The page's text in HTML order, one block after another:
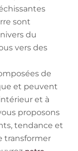
sont
du
vers des
de
et peuvent
et à
proposons
tendance et
transformer